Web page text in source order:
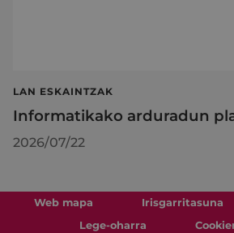
LAN ESKAINTZAK
Informatikako arduradun
2026/07/22
Web mapa Irisgarritasuna
Lege-oharra